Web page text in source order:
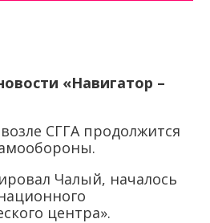
«Навигатор –
СГГА продолжится
Чалый, началось
центра».